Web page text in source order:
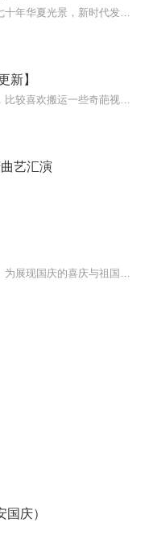
新】
艺汇演
庆）